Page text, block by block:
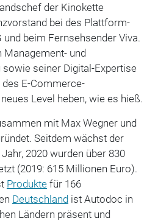
der Kinokette
bei des Plattform-
beim Fernsehsender Viva.
Management- und
seiner Digital-Expertise
des E-Commerce-
Level heben, wie es hieß.
mit Max Wegner und
Seitdem wächst der
2020 wurden über 830
(2019: 615 Millionen Euro).
Produktefür 166
Deutschlandist Autodoc in
Ländern präsent und